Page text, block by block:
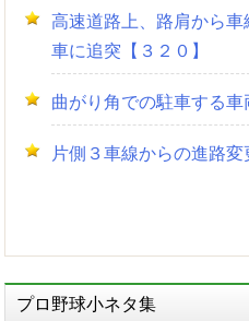
高速道路上、路肩から
車に追突【３２０】
曲がり角での駐車する車
片側３車線からの進路変
プロ野球小ネタ集